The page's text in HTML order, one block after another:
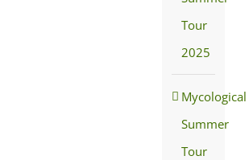
Tour
2025
Mycological
Summer
Tour